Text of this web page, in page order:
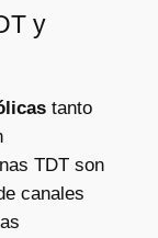
y
tanto
TDT son
canales